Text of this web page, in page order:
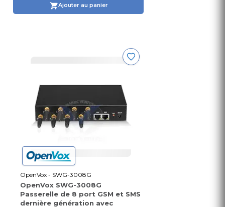
Ajouter au panier
OpenVox - SWG-3008G
OpenVox SWG-3008G
Passerelle de 8 port GSM et SMS
dernière génération avec